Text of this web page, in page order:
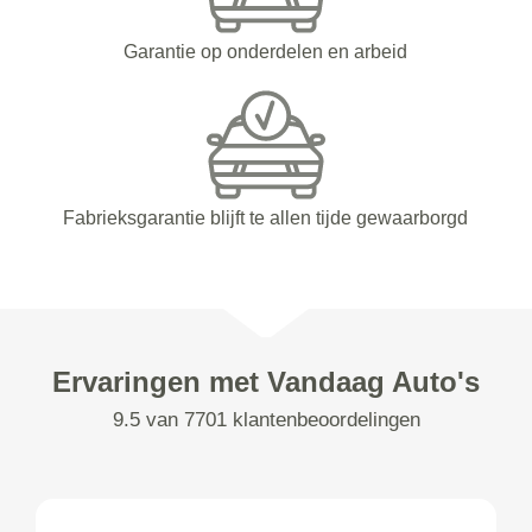
Garantie op onderdelen en arbeid
Fabrieksgarantie blijft te allen tijde gewaarborgd
Ervaringen met Vandaag Auto's
9.5 van 7701 klantenbeoordelingen